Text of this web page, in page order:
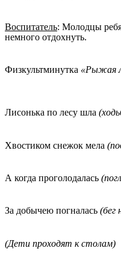
Воспитатель: Молодцы
немного отдохнуть.
Физкультминутка «Рыжая
Лисонька по лесу шла
Хвостиком снежок мела
А когда проголодалась
За добычею погналась (бег
(Дети проходят к столам)